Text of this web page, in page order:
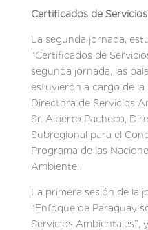
Certificados de
La segunda jornada,
“Certificados de
segunda jornada, las
estuvieron a cargo de la
Directora de Servicios
Sr. Alberto Pacheco,
Subregional para el
Programa de las
Ambiente.
La primera sesión de la
“Enfoque de Paraguay
Servicios Ambientales”,